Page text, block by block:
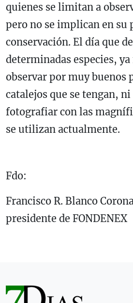
quienes se limitan a
pero no se implican en su
conservación. El día que
determinadas especies, ya
observar por muy buenos
catalejos que se tengan, ni
fotografiar con las
se utilizan actualmente.
Fdo:
Francisco R. Blanco
presidente de FONDENEX